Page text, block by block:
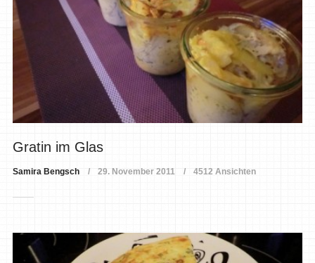
Gratin im Glas
Samira Bengsch 29. November 2011 4512 Ansichten